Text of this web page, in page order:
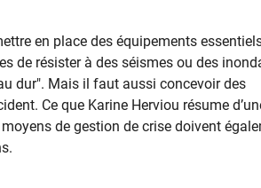
en place des équipements
de résister à des séismes ou des
dur". Mais il faut aussi concevoir des
Ce que Karine Herviou résume
de gestion de crise doivent